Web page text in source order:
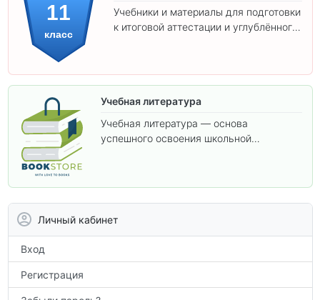
11
класс
Учебники и материалы для подготовки
к итоговой аттестации и углублённого
Учебная литература
Учебная литература — основа
успешного освоения школьной
по предметам.
Личный кабинет
Вход
Регистрация